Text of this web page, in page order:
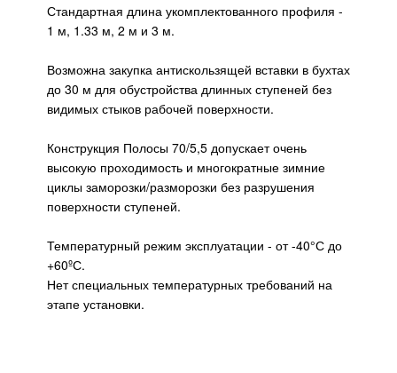
Стандартная длина укомплектованного профиля -
1 м, 1.33 м, 2 м и 3 м.
Возможна закупка антискользящей вставки в бухтах
до 30 м для обустройства длинных ступеней без
видимых стыков рабочей поверхности.
Конструкция Полосы 70/5,5 допускает очень
высокую проходимость и многократные зимние
циклы заморозки/разморозки без разрушения
поверхности ступеней.
Температурный режим эксплуатации - от -40°С до
+60ºС.
Нет специальных температурных требований на
этапе установки.